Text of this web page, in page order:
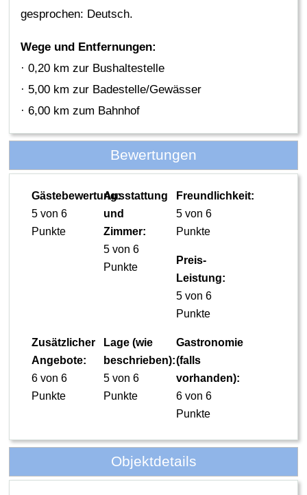
gesprochen: Deutsch.
Wege und Entfernungen:
· 0,20 km zur Bushaltestelle
· 5,00 km zur Badestelle/Gewässer
· 6,00 km zum Bahnhof
Bewertungen
Gästebewertung:
5 von 6
Punkte
Ausstattung
und
Zimmer:
5 von 6
Punkte
Freundlichkeit:
5 von 6
Punkte
Preis-
Leistung:
5 von 6
Punkte
Zusätzlicher
Angebote:
6 von 6
Punkte
Lage (wie
beschrieben):
5 von 6
Punkte
Gastronomie
(falls
vorhanden):
6 von 6
Punkte
Objektdetails